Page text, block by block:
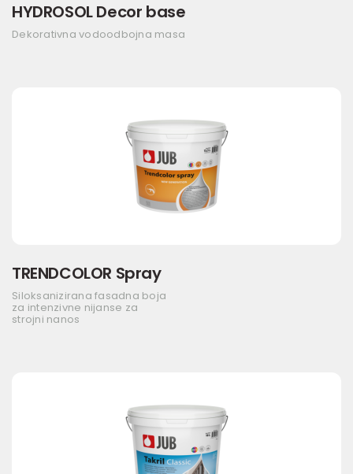
HYDROSOL Decor base
Dekorativna vodoodbojna masa
TRENDCOLOR Spray
Siloksanizirana fasadna boja
za intenzivne nijanse za
strojni nanos